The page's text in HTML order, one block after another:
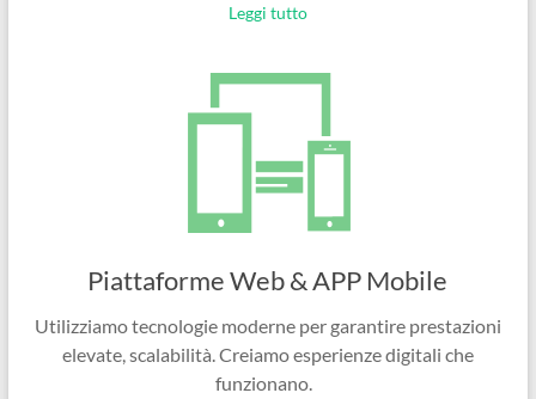
Leggi tutto
Piattaforme Web & APP Mobile
Utilizziamo tecnologie moderne per garantire prestazioni
elevate, scalabilità. Creiamo esperienze digitali che
funzionano.